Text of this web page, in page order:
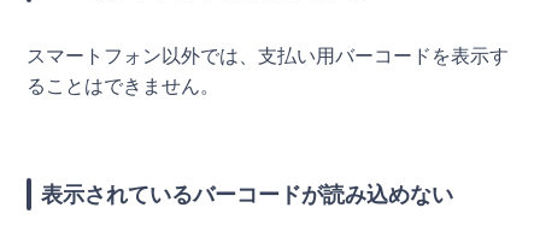
スマートフォン以外では、支払い用バーコードを表示す
ることはできません。
表示されているバーコードが読み込めない